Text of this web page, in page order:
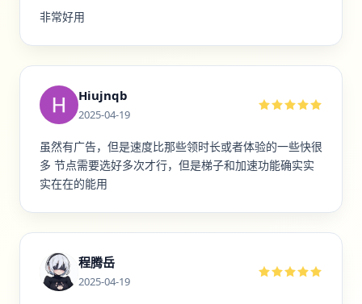
非常好用
Hiujnqb
2025-04-19
虽然有广告，但是速度比那些领时长或者体验的一些快很
多 节点需要选好多次才行，但是梯子和加速功能确实实
实在在的能用
程腾岳
2025-04-19